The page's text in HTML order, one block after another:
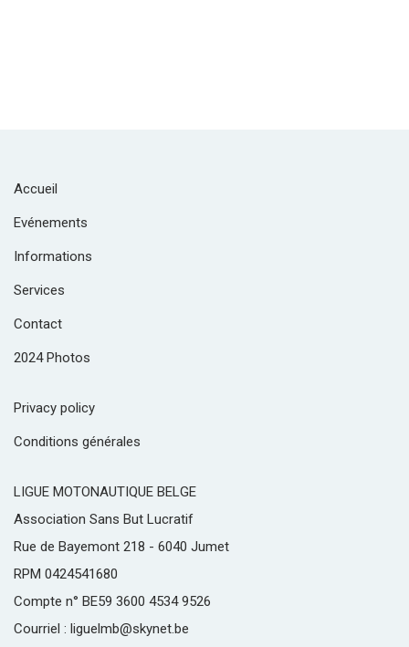
Accueil
Evénements
Informations
Services
Contact
2024 Photos
Privacy policy
Conditions générales
LIGUE MOTONAUTIQUE BELGE
Association Sans But Lucratif
Rue de Bayemont 218 - 6040 Jumet
RPM 0424541680
Compte n° BE59 3600 4534 9526
Courriel : liguelmb@skynet.be